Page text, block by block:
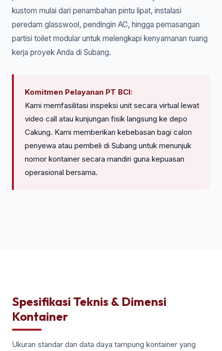
kustom mulai dari penambahan pintu lipat, instalasi
peredam glasswool, pendingin AC, hingga pemasangan
partisi toilet modular untuk melengkapi kenyamanan ruang
kerja proyek Anda di Subang.
Komitmen Pelayanan PT BCI:
Kami memfasilitasi inspeksi unit secara virtual lewat
video call atau kunjungan fisik langsung ke depo
Cakung. Kami memberikan kebebasan bagi calon
penyewa atau pembeli di Subang untuk menunjuk
nomor kontainer secara mandiri guna kepuasan
operasional bersama.
Spesifikasi Teknis & Dimensi
Kontainer
Ukuran standar dan data daya tampung kontainer yang